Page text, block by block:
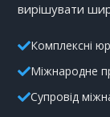
вирішувати
Комплексні
Міжнародне
Супровід